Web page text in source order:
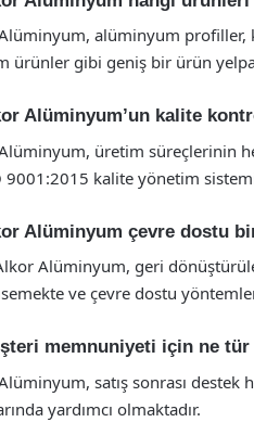
alüminyum profiller,
ürünler gibi geniş bir ürün
Alüminyum’un kalite
üretim süreçlerinin
9001:2015 kalite yönetim
Alüminyum çevre dostu
Alüminyum, geri
ve çevre dostu
memnuniyeti için ne
satış sonrası
yardımcı olmaktadır.